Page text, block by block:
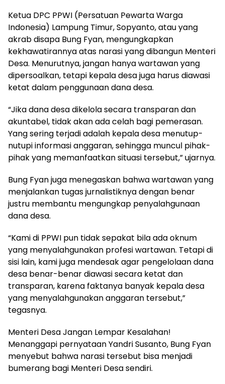
Ketua DPC PPWI (Persatuan Pewarta Warga
Indonesia) Lampung Timur, Sopyanto, atau yang
akrab disapa Bung Fyan, mengungkapkan
kekhawatirannya atas narasi yang dibangun Menteri
Desa. Menurutnya, jangan hanya wartawan yang
dipersoalkan, tetapi kepala desa juga harus diawasi
ketat dalam penggunaan dana desa.
“Jika dana desa dikelola secara transparan dan
akuntabel, tidak akan ada celah bagi pemerasan.
Yang sering terjadi adalah kepala desa menutup-
nutupi informasi anggaran, sehingga muncul pihak-
pihak yang memanfaatkan situasi tersebut,” ujarnya.
Bung Fyan juga menegaskan bahwa wartawan yang
menjalankan tugas jurnalistiknya dengan benar
justru membantu mengungkap penyalahgunaan
dana desa.
“Kami di PPWI pun tidak sepakat bila ada oknum
yang menyalahgunakan profesi wartawan. Tetapi di
sisi lain, kami juga mendesak agar pengelolaan dana
desa benar-benar diawasi secara ketat dan
transparan, karena faktanya banyak kepala desa
yang menyalahgunakan anggaran tersebut,”
tegasnya.
Menteri Desa Jangan Lempar Kesalahan!
Menanggapi pernyataan Yandri Susanto, Bung Fyan
menyebut bahwa narasi tersebut bisa menjadi
bumerang bagi Menteri Desa sendiri.